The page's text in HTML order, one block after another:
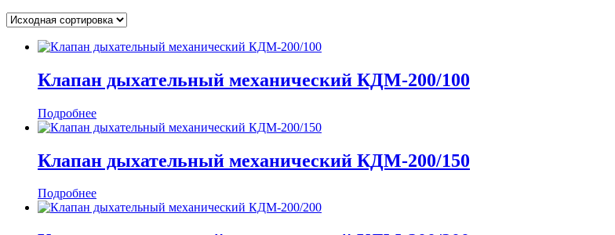
Клапан дыхательный механический КДМ-200/100
Подробнее
Клапан дыхательный механический КДМ-200/150
Подробнее